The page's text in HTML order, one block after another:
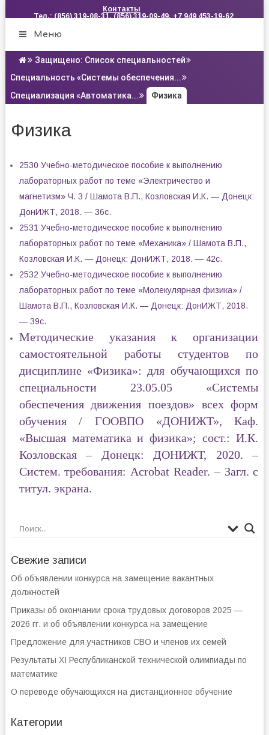
Контакты
Тел.: (856) 319-08-31, (856) 319-09-49, +7 949 453-19-62
Меню
Защищено: Список специальностей
Специальность «Системы обеспечения...
Специализация «Автоматика...
Физика
Физика
2530 Учебно-методическое пособие к выполнению
лабораторных работ по теме «Электричество и
магнетизм» Ч. 3 / Шамота В.П., Козловская И.К. — Донецк:
ДонИЖТ, 2018. — 36с.
2531 Учебно-методическое пособие к выполнению
лабораторных работ по теме «Механика» / Шамота В.П.,
Козловская И.К. — Донецк: ДонИЖТ, 2018. — 42с.
2532 Учебно-методическое пособие к выполнению
лабораторных работ по теме «Молекулярная физика» /
Шамота В.П., Козловская И.К. — Донецк: ДонИЖТ, 2018.
— 39с.
Методические указания к организации
самостоятельной работы студентов по
дисциплине «Физика»: для обучающихся по
специальности 23.05.05 «Системы
обеспечения движения поездов» всех форм
обучения / ГООВПО «ДОНИЖТ», Каф.
«Высшая математика и физика»; сост.: И.К.
Козловская – Донецк: ДОНИЖТ, 2020. –
Систем. требования: Acrobat Reader. – Загл. с
титул. экрана.
Свежие записи
Об объявлении конкурса на замещение вакантных
должностей
Приказы об окончании срока трудовых договоров 2025 —
2026 гг. и об объявлении конкурса на замещение
Предложение для участников СВО и членов их семей
Результаты XI Республиканской технической олимпиады по
математике
О переводе обучающихся на дистанционное обучение
Категории